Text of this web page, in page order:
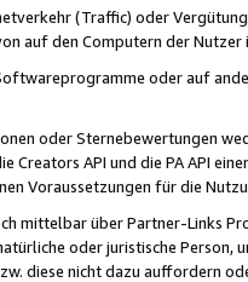
(Traffic) oder
auf den Computern der
oder auf
oder Sternebewertungen
Creators API und die PA API
Voraussetzungen für die
mittelbar über Partner-Links
oder juristische
diese nicht dazu auffordern